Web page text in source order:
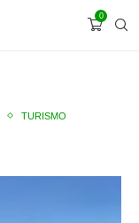
0
TURISMO